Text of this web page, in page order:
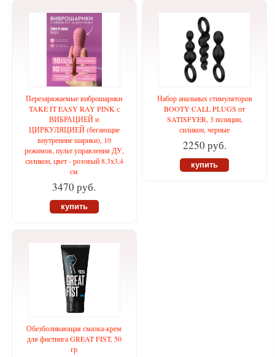
Перезаряжаемые виброшарики
TAKE IT EASY RAY PINK с
ВИБРАЦИЕЙ и
ЦИРКУЛЯЦИЕЙ (бегающие
внутренние шарики), 10
режимов, пульт управления ДУ,
силикон, цвет - розовый 8,3х3,4
см
3470 руб.
купить
Набор анальных стимуляторов
BOOTY CALL PLUGS от
SATISFYER, 3 позиции,
силикон, черные
2250 руб.
купить
Обезболивающая смазка-крем
для фистинга GREAT FIST, 50
гр